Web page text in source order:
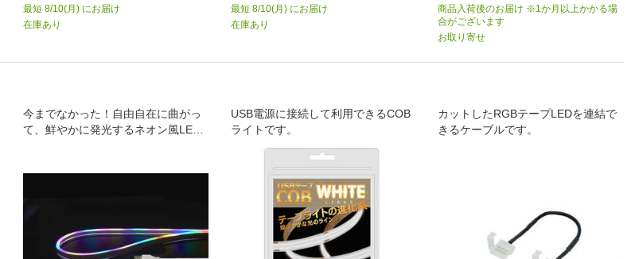
最短 8/10(月) にお届け
在庫あり
最短 8/10(月) にお届け
在庫あり
商品入荷後のお届け ※1か月以上かかる場
合がございます
お取り寄せ
今までなかった！自由自在に曲がっ
て、鮮やかに発光するネオン風LED
USB電源に接続して利用できるCOB
ライトです。
カットしたRGBテープLEDを連結で
きるケーブルです。